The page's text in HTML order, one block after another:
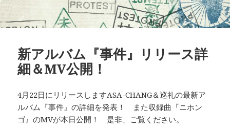
新アルバム『事件』リリース詳
細＆MV公開！
4月22日にリリースしますASA-CHANG＆巡礼の最新ア
ルバム『事件』の詳細を発表！ また収録曲『ニホン
ゴ』のMVが本日公開！ 是非、ご覧ください。